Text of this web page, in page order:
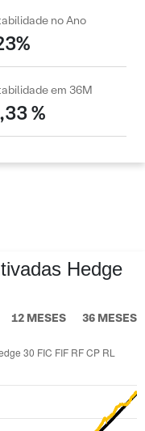
no Ano
em 36M
%
Hedge
12 MESES 36 MESES